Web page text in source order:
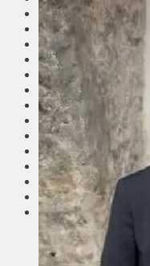
Общество
Мнения
Вильнюс
Клайпеда
Висагинас
Регионы
Соседи
Транспорт
Выбор читателей
Калейдоскоп
Армия
Сейм Литвы
Культура
Больше
Фоторепортаж
Туризм
ЛК